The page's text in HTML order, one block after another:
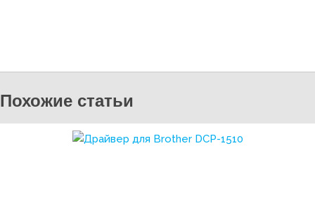
Похожие статьи